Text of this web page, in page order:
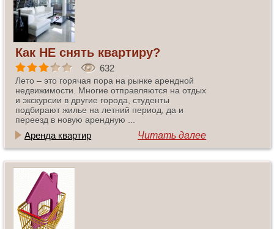
Как НЕ снять квартиру?
632
Лето – это горячая пора на рынке арендной
недвижимости. Многие отправляются на отдых
и экскурсии в другие города, студенты
подбирают жилье на летний период, да и
переезд в новую арендную ...
Аренда квартир Читать далее